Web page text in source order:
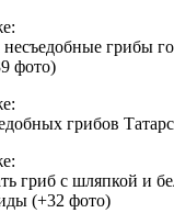
грибы
фото)
грибов
гриб с шляпкой и
(+32 фото)